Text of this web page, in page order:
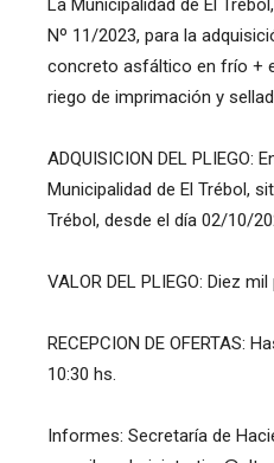
La Municipalidad de El
Nº 11/2023, para la
concreto asfáltico en frío +
riego de imprimación y
ADQUISICION DEL PLIEGO:
Municipalidad de El Trébol,
Trébol, desde el día 02/10/
VALOR DEL PLIEGO: Diez
RECEPCION DE OFERTAS:
10:30 hs.
Informes: Secretaría de